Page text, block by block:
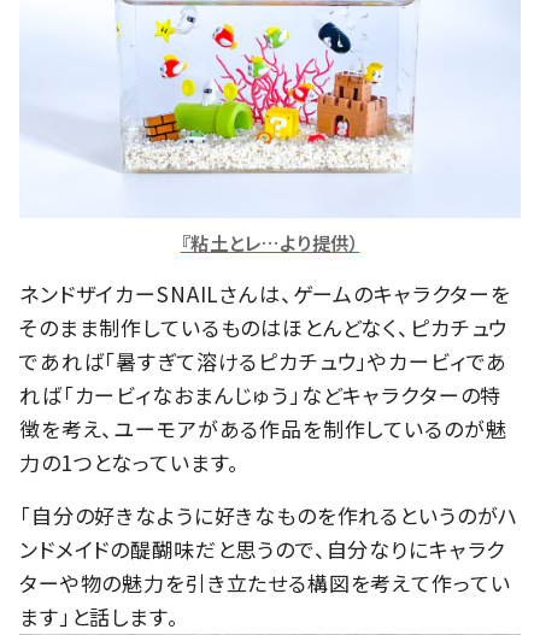
『粘土とレ…より提供）
ネンドザイカーSNAILさんは、ゲームのキャラクターを
そのまま制作しているものはほとんどなく、ピカチュウ
であれば「暑すぎて溶けるピカチュウ」やカービィであ
れば「カービィなおまんじゅう」などキャラクターの特
徴を考え、ユーモアがある作品を制作しているのが魅
力の1つとなっています。
「自分の好きなように好きなものを作れるというのがハ
ンドメイドの醍醐味だと思うので、自分なりにキャラク
ターや物の魅力を引き立たせる構図を考えて作ってい
ます」と話します。